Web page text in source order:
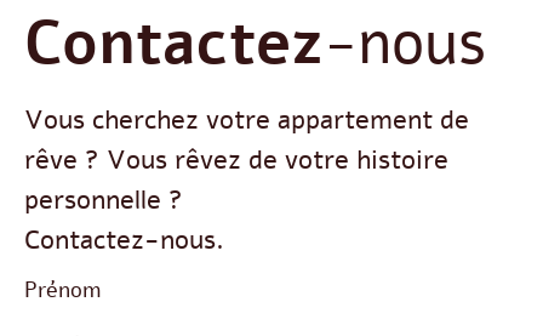
Contactez-nous
Vous cherchez votre appartement de
rêve ? Vous rêvez de votre histoire
personnelle ?
Contactez-nous.
Prénom